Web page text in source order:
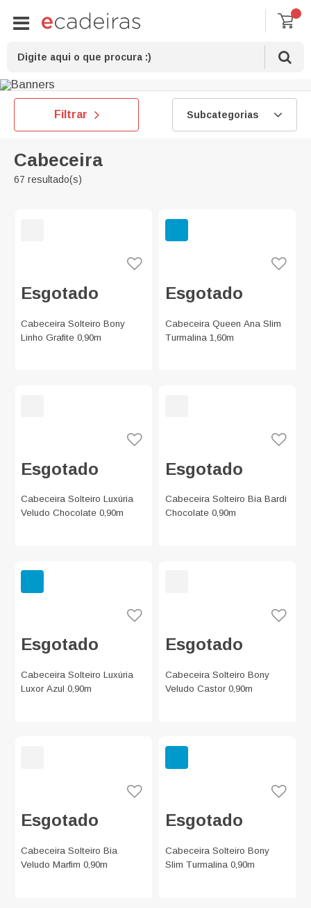
Filtrar
Cabeceira
67 resultado(s)
Subcategorias
Esgotado
Cabeceira Solteiro Bony
Linho Grafite 0,90m
Esgotado
Cabeceira Queen Ana Slim
Turmalina 1,60m
Esgotado
Cabeceira Solteiro Luxúria
Veludo Chocolate 0,90m
Esgotado
Cabeceira Solteiro Bia Bardi
Chocolate 0,90m
Esgotado
Cabeceira Solteiro Luxúria
Luxor Azul 0,90m
Esgotado
Cabeceira Solteiro Bony
Veludo Castor 0,90m
Esgotado
Cabeceira Solteiro Bia
Veludo Marfim 0,90m
Esgotado
Cabeceira Solteiro Bony
Slim Turmalina 0,90m